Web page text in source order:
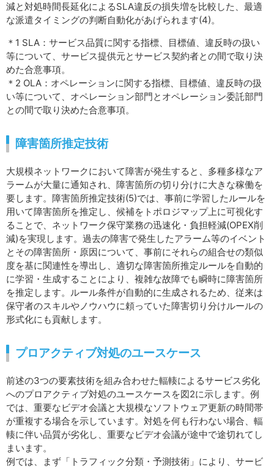
減と対処時間長延化によるSLA違反の損失増を比較した、最適
な派遣タイミングの判断自動化があげられます(4)。
＊1 SLA：サービス品質に関する指標、目標値、違反時の扱い
等について、サービス提供元とサービス契約者との間で取り決
めた合意事項。
＊2 OLA：オペレーションに関する指標、目標値、違反時の扱
い等について、オペレーション部門とオペレーション委託部門
との間で取り決めた合意事項。
障害箇所推定技術
大規模ネットワークにおいて障害が発生すると、多種多様なア
ラームが大量に通知され、障害箇所の切り分けに大きな稼働を
要します。障害箇所推定技術(5)では、事前に学習したルールを
用いて障害箇所を推定し、候補をトポロジマップ上に可視化す
ることで、ネットワーク保守業務の迅速化・負担軽減(OPEX削
減)を実現します。過去の障害で発生したアラーム等のイベント
とその障害箇所・原因について、事前にそれらの組合せの類似
度を基に関連性を導出し、適切な障害箇所推定ルールを自動的
に学習・生成することにより、複雑な故障でも瞬時に障害箇所
を推定します。ルール条件が自動的に生成されるため、従来は
保守者のスキルやノウハウに頼っていた障害切り分けルールの
形式化にも貢献します。
プロアクティブ対処のユースケース
前述の3つの要素技術を組み合わせた輻輳によるサービス劣化
へのプロアクティブ対処のユースケースを図2に示します。例
では、重要なビデオ会議と大規模なソフトウェア更新の時間帯
が重複する場合を示しています。対処を何も行わない場合、輻
輳に伴い品質が劣化し、重要なビデオ会議が途中で途切れてし
まいます。
例では、まず「トラフィック分類・予測技術」により、サービ